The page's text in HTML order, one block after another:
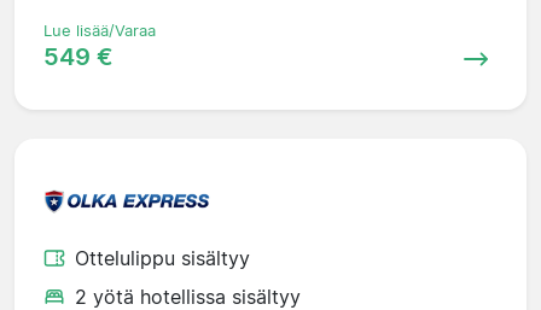
Lue lisää/Varaa
549 €
Ottelulippu sisältyy
2 yötä hotellissa sisältyy